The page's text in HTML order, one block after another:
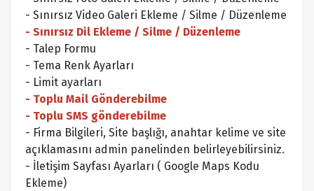
- Sınırsız Video Galeri Ekleme / Silme / Düzenleme
- Sınırsız Dil Ekleme / Silme / Düzenleme
- Talep Formu
- Tema Renk Ayarları
- Limit ayarları
- Toplu Mail Gönderebilme
- Toplu SMS gönderebilme
- Firma Bilgileri, Site başlığı, anahtar kelime ve site
açıklamasını admin panelinden belirleyebilirsiniz.
- İletişim Sayfası Ayarları ( Google Maps Kodu
Ekleme)